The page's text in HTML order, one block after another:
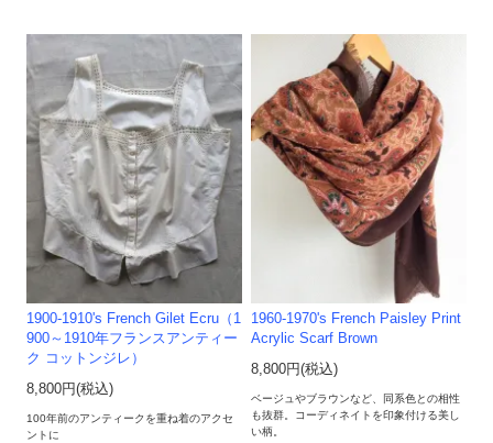
1900-1910's French Gilet Ecru（1
900～1910年フランスアンティー
ク コットンジレ）
8,800円(税込)
100年前のアンティークを重ね着のアクセ
ントに
1960-1970's French Paisley Print
Acrylic Scarf Brown
8,800円(税込)
ベージュやブラウンなど、同系色との相性
も抜群。コーディネイトを印象付ける美し
い柄。